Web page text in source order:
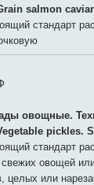
salmon
стандарт
овощные.
pickles.
стандарт
свежих овощей
целых или